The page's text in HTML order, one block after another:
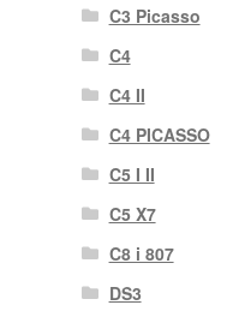
C3 Picasso
C4
C4 II
C4 PICASSO
C5 I II
C5 X7
C8 i 807
DS3